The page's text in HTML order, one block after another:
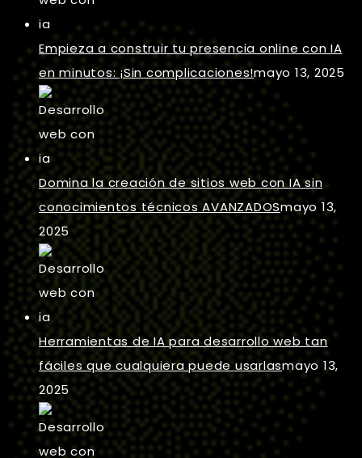
Empieza a construir tu presencia online con IA
en minutos: ¡Sin complicaciones!mayo 13, 2025
Domina la creación de sitios web con IA sin
conocimientos técnicos AVANZADOSmayo 13,
2025
Herramientas de IA para desarrollo web tan
fáciles que cualquiera puede usarlasmayo 13,
2025